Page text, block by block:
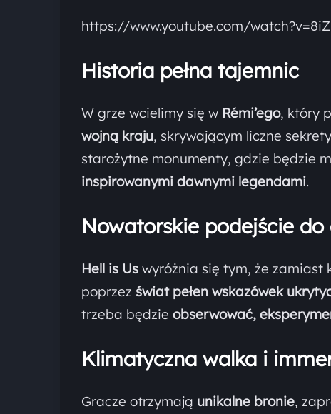
https://www.youtube.com/
Historia pełna tajemnic
W grze wcielimy się w Rémi’ego, który
wojną kraju, skrywającym liczne
starożytne monumenty, gdzie będzie
inspirowanymi dawnymi legendami.
Nowatorskie podejście do
Hell is Us wyróżnia się tym, że zamiast
poprzez świat pełen wskazówek
trzeba będzie obserwować,
Klimatyczna walka i
Gracze otrzymają unikalne bronie,